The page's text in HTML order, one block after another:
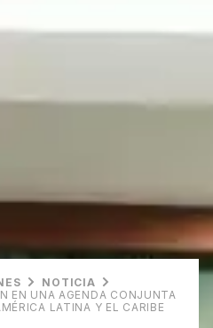
NOTICIA
EN UNA AGENDA CONJUNTA
LATINA Y EL CARIBE